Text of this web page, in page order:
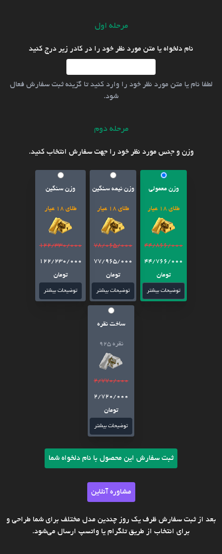
مرحله اول
نام دلخواه یا متن مورد نظر خود را در کادر زیر درج کنید
لطفا نام یا متن مورد نظر خود را وارد کنید تا گزینه ثبت سفارش فعال
شود.
مرحله دوم
وزن و جنس مورد نظر خود را جهت سفارش انتخاب کنید.
وزن معمولی
طلای 18 عیار
44/866/000
44/766/000
تومان
توضیحات بیشتر
وزن نیمه سنگین
طلای 18 عیار
78/065/000
77/965/000
تومان
توضیحات بیشتر
وزن سنگین
طلای 18 عیار
122/330/000
122/230/000
تومان
توضیحات بیشتر
ساخت نقره
نقره 925
2/770/000
2/720/000
تومان
توضیحات بیشتر
ثبت سفارش این محصول با نام دلخواه شما
مشاوره آنلاین
بعد از ثبت سفارش ظرف یک روز چندین مدل مختلف برای شما طراحی و
برای انتخاب از طریق تلگرام یا واتسپ ارسال می‌شود.